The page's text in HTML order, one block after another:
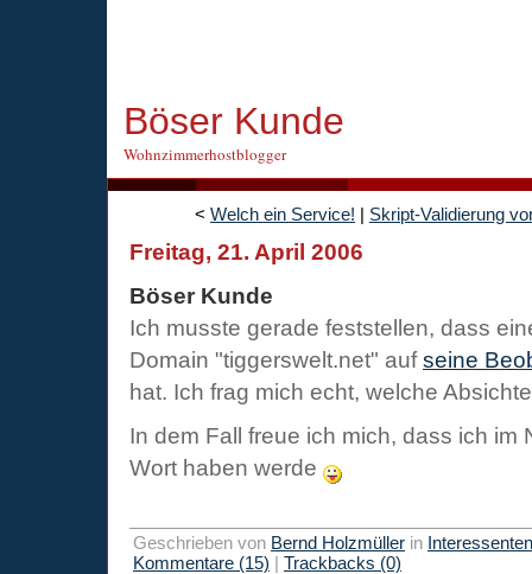
Böser Kunde
Wohnzimmerhostblogger
< Welch ein Service! | Skript-Validierung
Freitag, 21. April 2006
Böser Kunde
Ich musste gerade feststellen, dass
Domain "tiggerswelt.net" aufseine
hat. Ich frag mich echt, welche
In dem Fall freue ich mich, dass ich im
Wort haben werde
Geschrieben von Bernd Holzmüller in
Kommentare (15) | Trackbacks (0)